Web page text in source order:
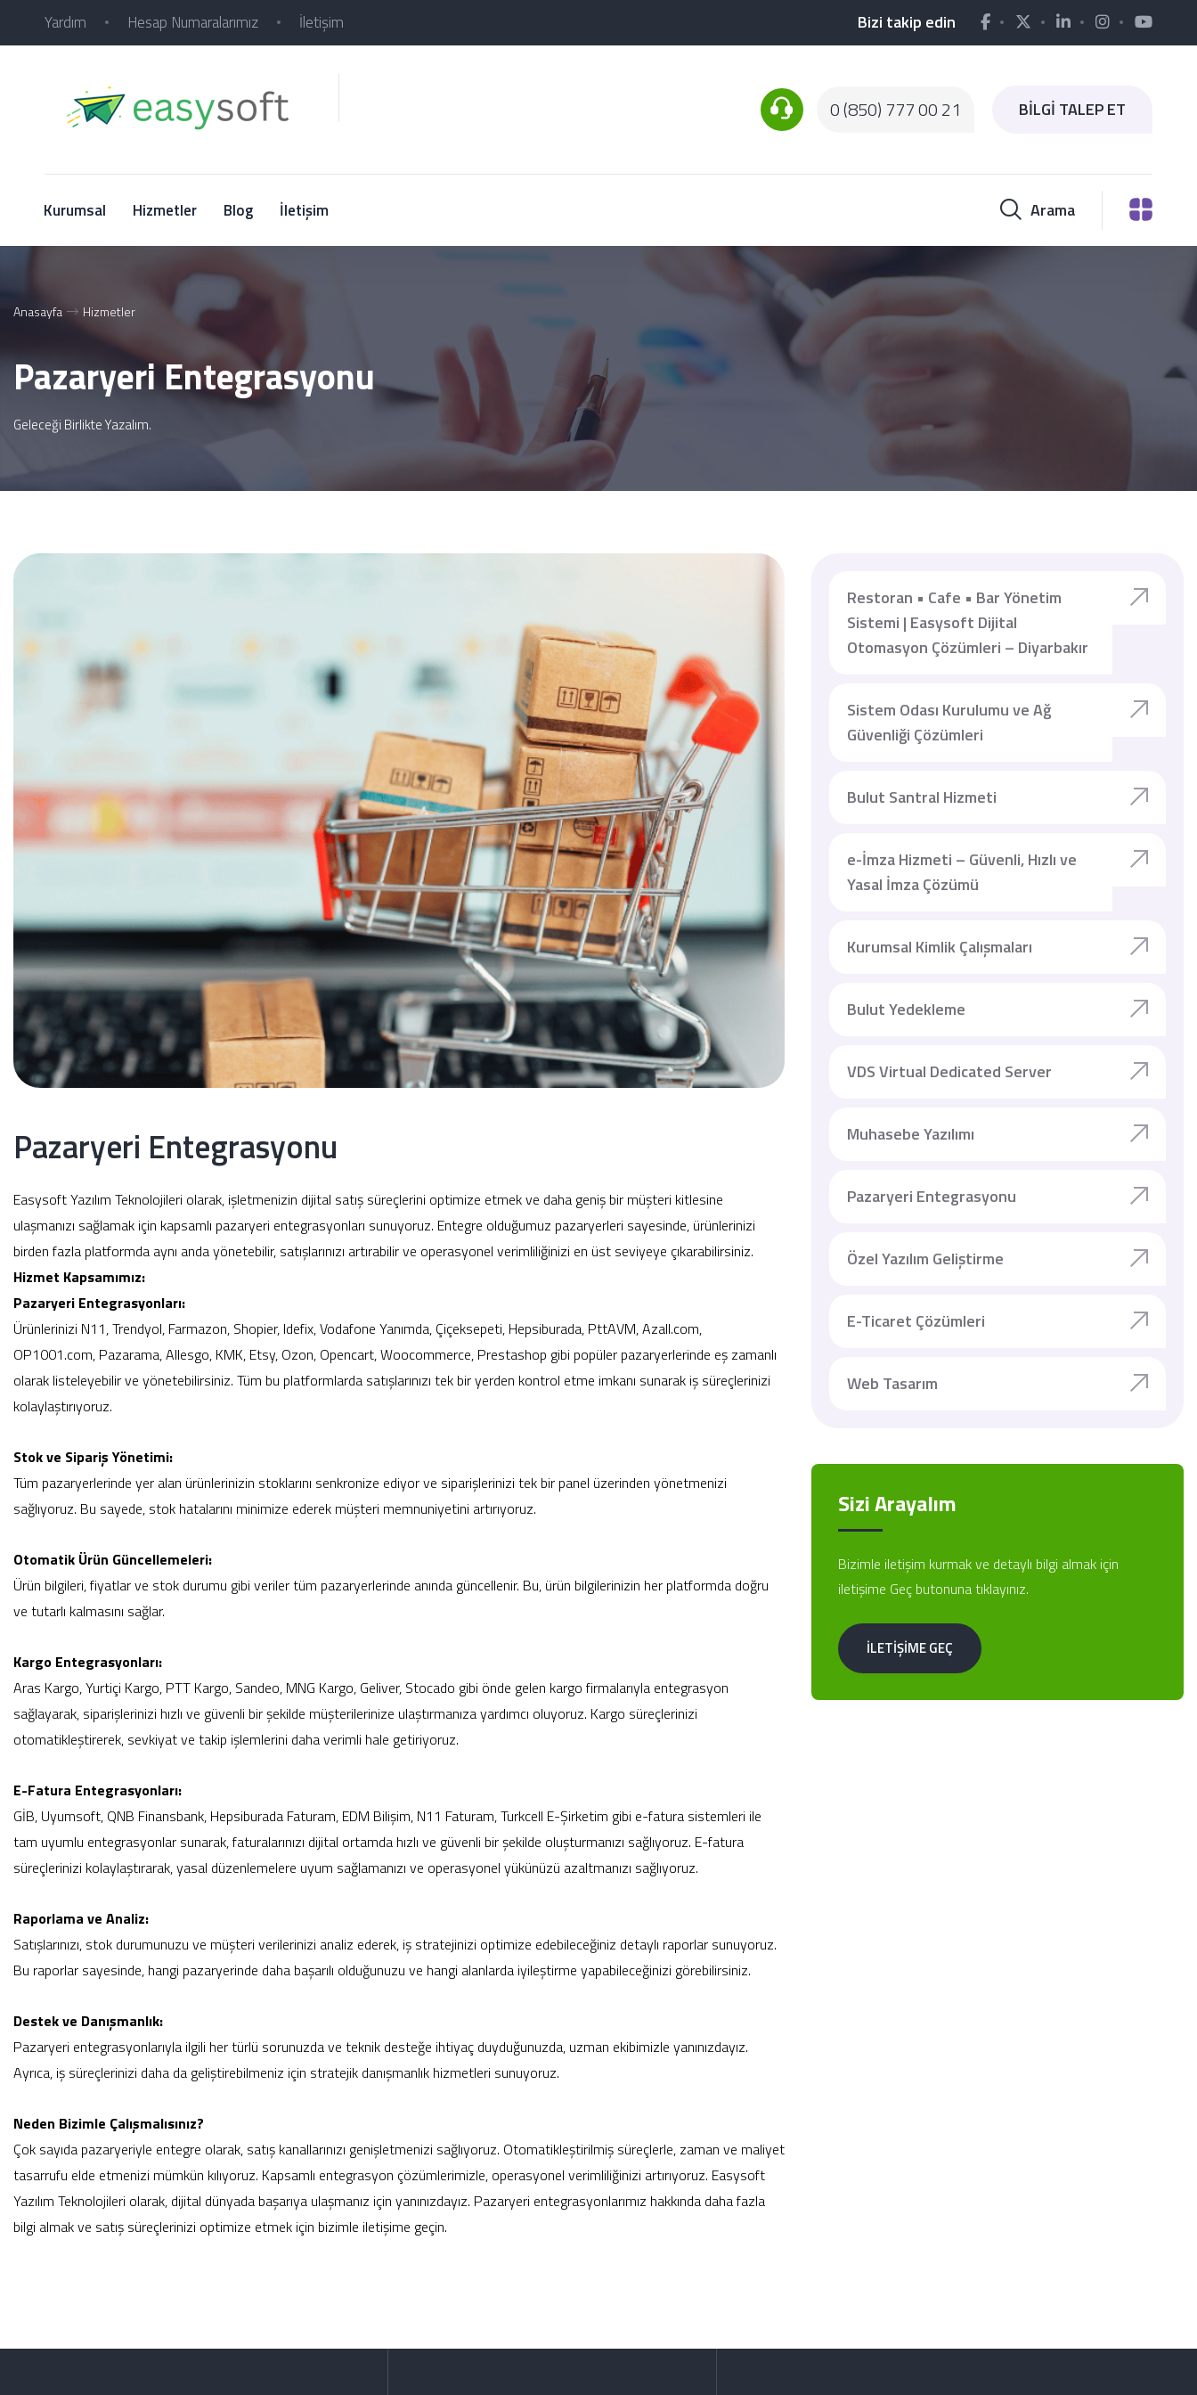
Yardım Hesap Numaralarımız İletişim Bizi takip edin
0 (850) 777 00 21 BİLGİ TALEP ET
Kurumsal Hizmetler Blog İletişim Arama
Anasayfa Hizmetler
Pazaryeri Entegrasyonu
Geleceği Birlikte Yazalım.
Pazaryeri Entegrasyonu
Easysoft Yazılım Teknolojileri olarak, işletmenizin dijital satış süreçlerini optimize etmek ve daha geniş bir müşteri kitlesine
ulaşmanızı sağlamak için kapsamlı pazaryeri entegrasyonları sunuyoruz. Entegre olduğumuz pazaryerleri sayesinde, ürünlerinizi
birden fazla platformda aynı anda yönetebilir, satışlarınızı artırabilir ve operasyonel verimliliğinizi en üst seviyeye çıkarabilirsiniz.
Hizmet Kapsamımız:
Pazaryeri Entegrasyonları:
Ürünlerinizi N11, Trendyol, Farmazon, Shopier, Idefix, Vodafone Yanımda, Çiçeksepeti, Hepsiburada, PttAVM, Azall.com,
OP1001.com, Pazarama, Allesgo, KMK, Etsy, Ozon, Opencart, Woocommerce, Prestashop gibi popüler pazaryerlerinde eş zamanlı
olarak listeleyebilir ve yönetebilirsiniz. Tüm bu platformlarda satışlarınızı tek bir yerden kontrol etme imkanı sunarak iş süreçlerinizi
kolaylaştırıyoruz.
Stok ve Sipariş Yönetimi:
Tüm pazaryerlerinde yer alan ürünlerinizin stoklarını senkronize ediyor ve siparişlerinizi tek bir panel üzerinden yönetmenizi
sağlıyoruz. Bu sayede, stok hatalarını minimize ederek müşteri memnuniyetini artırıyoruz.
Otomatik Ürün Güncellemeleri:
Ürün bilgileri, fiyatlar ve stok durumu gibi veriler tüm pazaryerlerinde anında güncellenir. Bu, ürün bilgilerinizin her platformda doğru
ve tutarlı kalmasını sağlar.
Kargo Entegrasyonları:
Aras Kargo, Yurtiçi Kargo, PTT Kargo, Sandeo, MNG Kargo, Geliver, Stocado gibi önde gelen kargo firmalarıyla entegrasyon
sağlayarak, siparişlerinizi hızlı ve güvenli bir şekilde müşterilerinize ulaştırmanıza yardımcı oluyoruz. Kargo süreçlerinizi
otomatikleştirerek, sevkiyat ve takip işlemlerini daha verimli hale getiriyoruz.
E-Fatura Entegrasyonları:
GİB, Uyumsoft, QNB Finansbank, Hepsiburada Faturam, EDM Bilişim, N11 Faturam, Turkcell E-Şirketim gibi e-fatura sistemleri ile
tam uyumlu entegrasyonlar sunarak, faturalarınızı dijital ortamda hızlı ve güvenli bir şekilde oluşturmanızı sağlıyoruz. E-fatura
süreçlerinizi kolaylaştırarak, yasal düzenlemelere uyum sağlamanızı ve operasyonel yükünüzü azaltmanızı sağlıyoruz.
Raporlama ve Analiz:
Satışlarınızı, stok durumunuzu ve müşteri verilerinizi analiz ederek, iş stratejinizi optimize edebileceğiniz detaylı raporlar sunuyoruz.
Bu raporlar sayesinde, hangi pazaryerinde daha başarılı olduğunuzu ve hangi alanlarda iyileştirme yapabileceğinizi görebilirsiniz.
Destek ve Danışmanlık:
Pazaryeri entegrasyonlarıyla ilgili her türlü sorunuzda ve teknik desteğe ihtiyaç duyduğunuzda, uzman ekibimizle yanınızdayız.
Ayrıca, iş süreçlerinizi daha da geliştirebilmeniz için stratejik danışmanlık hizmetleri sunuyoruz.
Neden Bizimle Çalışmalısınız?
Çok sayıda pazaryeriyle entegre olarak, satış kanallarınızı genişletmenizi sağlıyoruz. Otomatikleştirilmiş süreçlerle, zaman ve maliyet
tasarrufu elde etmenizi mümkün kılıyoruz. Kapsamlı entegrasyon çözümlerimizle, operasyonel verimliliğinizi artırıyoruz. Easysoft
Yazılım Teknolojileri olarak, dijital dünyada başarıya ulaşmanız için yanınızdayız. Pazaryeri entegrasyonlarımız hakkında daha fazla
bilgi almak ve satış süreçlerinizi optimize etmek için bizimle iletişime geçin.
Restoran • Cafe • Bar Yönetim
Sistemi | Easysoft Dijital
Otomasyon Çözümleri – Diyarbakır
Sistem Odası Kurulumu ve Ağ
Güvenliği Çözümleri
Bulut Santral Hizmeti
e-İmza Hizmeti – Güvenli, Hızlı ve
Yasal İmza Çözümü
Kurumsal Kimlik Çalışmaları
Bulut Yedekleme
VDS Virtual Dedicated Server
Muhasebe Yazılımı
Pazaryeri Entegrasyonu
Özel Yazılım Geliştirme
E-Ticaret Çözümleri
Web Tasarım
Sizi Arayalım
Bizimle iletişim kurmak ve detaylı bilgi almak için
iletişime Geç butonuna tıklayınız.
İLETİŞİME GEÇ